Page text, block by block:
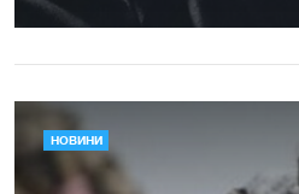
НОВИНИ